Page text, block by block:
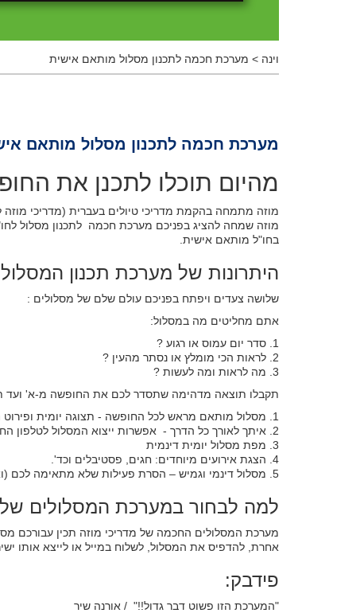
וינה > מערכת חכמה לתכנון מסלול מותאם אישית
מערכת חכמה לתכנון מסלול מותאם
מהיום תוכלו לתכנן את
מוזה מתמחה בהקמת מדריכי טיולים בעברית (מדריכי
מוזה שמחה להציג בפניכם מערכת חכמה לתכנון מסלול
בחו"ל מותאם אישית.
היתרונות של מערכת תכנון
שלושה צעדים ויפתח בפניכם עולם שלם של מסלולים :
אתם מחליטים מה במסלול:
1. סדר יום עמוס או רגוע ?
2. לראות הכי מומלץ או נסתר מהעין ?
3. מה לראות ומה לעשות ?
תקבלו תוצאה מדהימה שתסדר לכם את החופשה מ-א' ועד
1. מסלול מותאם מראש לכל החופשה - תצוגה יומית ופירוט הזמנים
2. איתך לאורך כל הדרך - אפשרות ייצוא המסלול לטלפון החכם, הדפסה, העברה למייל.
3. מפת מסלול יומית דינמית
4. הצגת אירועים מיוחדים: חגים, פסטיבלים וכד'.
5. מסלול דינמי וגמיש – הסרת פעילות שלא מתאימה לכם (ואפילו להחליפה באחרת)
למה לבחור במערכת המסלולים של
מערכת המסלולים החכמה של מדריכי מוזה תכין עבורכם
אחרת, להדפיס את המסלול, לשלוח במייל או לייצא אותו
פידבק:
"המערכת הזו פשוט דבר גדול!!" / אורנה שיר